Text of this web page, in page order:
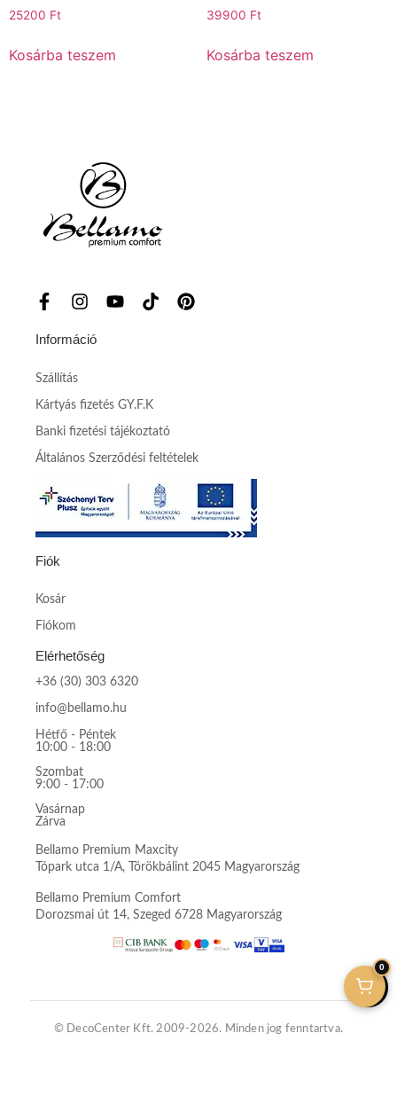
25200 Ft
Kosárba teszem
39900 Ft
Kosárba teszem
Információ
Szállítás
Kártyás fizetés GY.F.K
Banki fizetési tájékoztató
Általános Szerződési feltételek
Fiók
Kosár
Fiókom
Elérhetőség
+36 (30) 303 6320
info@bellamo.hu
Hétfő - Péntek
10:00 - 18:00
Szombat
9:00 - 17:00
Vasárnap
Zárva
Bellamo Premium Maxcity
Tópark utca 1/A, Törökbálint 2045 Magyarország
Bellamo Premium Comfort
Dorozsmai út 14, Szeged 6728 Magyarország
© DecoCenter Kft. 2009-2026. Minden jog fenntartva.
0